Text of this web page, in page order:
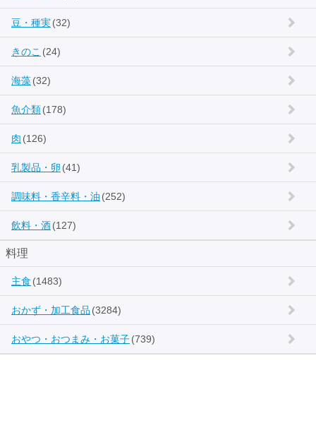
豆・種実(32)
きのこ (24)
海藻(32)
魚介類(178)
肉 (126)
乳製品・卵 (41)
調味料・香辛料・油 (252)
飲料・酒(127)
料理
主食 (1483)
おかず・加工食品 (3284)
おやつ・おつまみ・お菓子(739)